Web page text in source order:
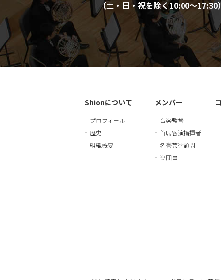
（土・日・祝を除く10:00〜17:30
Shionについて
プロフィール
歴史
組織概要
メンバー
音楽監督
首席客演指揮者
名誉芸術顧問
楽団員